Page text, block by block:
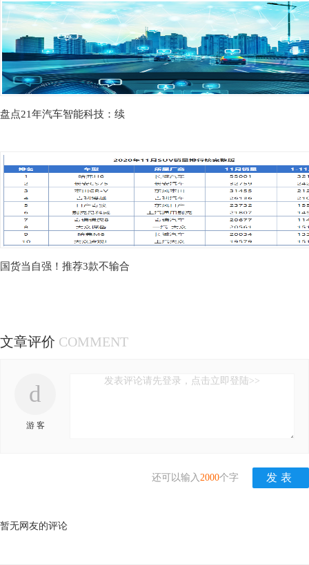
盘点21年汽车智能科技：续
国货当自强！推荐3款不输合
文章评价 COMMENT
d
游 客
发表评论请先登录，点击立即登陆>>
还可以输入 2000个字
暂无网友的评论